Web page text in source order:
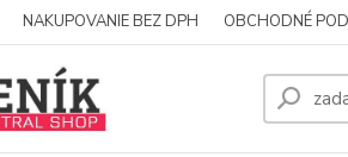
NAKUPOVANIE BEZ DPH OBCHODNÉ